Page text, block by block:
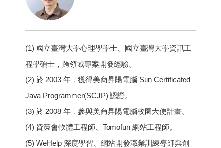
(1) 國立臺灣大學心理學學士、國立臺灣大學資訊工
程學碩士，跨領域專案開發經驗。
(2) 於 2003 年，獲得美商昇陽電腦 Sun Certificated
Java Programmer(SCJP) 認證。
(3) 於 2008 年，參與美商昇陽電腦校園大使計畫。
(4) 資策會軟體工程師、Tomofun 網站工程師。
(5) WeHelp 深度學習、網站開發職業訓練導師與創